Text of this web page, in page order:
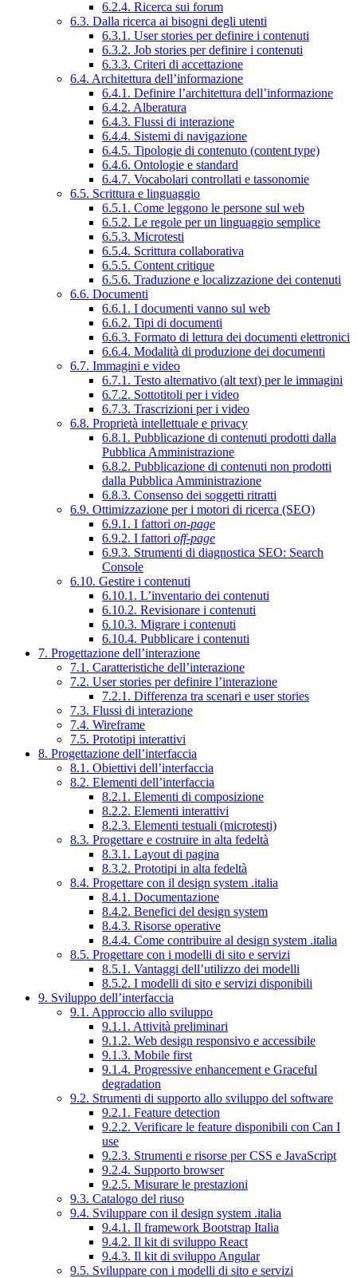
6.2.4. Ricerca sui forum
6.3. Dalla ricerca ai bisogni degli utenti
6.3.1. User stories per definire i contenuti
6.3.2. Job stories per definire i contenuti
6.3.3. Criteri di accettazione
6.4. Architettura dell’informazione
6.4.1. Definire l’architettura dell’informazione
6.4.2. Alberatura
6.4.3. Flussi di interazione
6.4.4. Sistemi di navigazione
6.4.5. Tipologie di contenuto (content type)
6.4.6. Ontologie e standard
6.4.7. Vocabolari controllati e tassonomie
6.5. Scrittura e linguaggio
6.5.1. Come leggono le persone sul web
6.5.2. Le regole per un linguaggio semplice
6.5.3. Microtesti
6.5.4. Scrittura collaborativa
6.5.5. Content critique
6.5.6. Traduzione e localizzazione dei contenuti
6.6. Documenti
6.6.1. I documenti vanno sul web
6.6.2. Tipi di documenti
6.6.3. Formato di lettura dei documenti elettronici
6.6.4. Modalità di produzione dei documenti
6.7. Immagini e video
6.7.1. Testo alternativo (alt text) per le immagini
6.7.2. Sottotitoli per i video
6.7.3. Trascrizioni per i video
6.8. Proprietà intellettuale e privacy
6.8.1. Pubblicazione di contenuti prodotti dalla
Pubblica Amministrazione
6.8.2. Pubblicazione di contenuti non prodotti
dalla Pubblica Amministrazione
6.8.3. Consenso dei soggetti ritratti
6.9. Ottimizzazione per i motori di ricerca (SEO)
6.9.1. I fattori on-page
6.9.2. I fattori off-page
6.9.3. Strumenti di diagnostica SEO: Search
Console
6.10. Gestire i contenuti
6.10.1. L’inventario dei contenuti
6.10.2. Revisionare i contenuti
6.10.3. Migrare i contenuti
6.10.4. Pubblicare i contenuti
7. Progettazione dell’interazione
7.1. Caratteristiche dell’interazione
7.2. User stories per definire l’interazione
7.2.1. Differenza tra scenari e user stories
7.3. Flussi di interazione
7.4. Wireframe
7.5. Prototipi interattivi
8. Progettazione dell’interfaccia
8.1. Obiettivi dell’interfaccia
8.2. Elementi dell’interfaccia
8.2.1. Elementi di composizione
8.2.2. Elementi interattivi
8.2.3. Elementi testuali (microtesti)
8.3. Progettare e costruire in alta fedeltà
8.3.1. Layout di pagina
8.3.2. Prototipi in alta fedeltà
8.4. Progettare con il design system .italia
8.4.1. Documentazione
8.4.2. Benefici del design system
8.4.3. Risorse operative
8.4.4. Come contribuire al design system .italia
8.5. Progettare con i modelli di sito e servizi
8.5.1. Vantaggi dell’utilizzo dei modelli
8.5.2. I modelli di sito e servizi disponibili
9. Sviluppo dell’interfaccia
9.1. Approccio allo sviluppo
9.1.1. Attività preliminari
9.1.2. Web design responsivo e accessibile
9.1.3. Mobile first
9.1.4. Progressive enhancement e Graceful
degradation
9.2. Strumenti di supporto allo sviluppo del software
9.2.1. Feature detection
9.2.2. Verificare le feature disponibili con Can I
use
9.2.3. Strumenti e risorse per CSS e JavaScript
9.2.4. Supporto browser
9.2.5. Misurare le prestazioni
9.3. Catalogo del riuso
9.4. Sviluppare con il design system .italia
9.4.1. Il framework Bootstrap Italia
9.4.2. Il kit di sviluppo React
9.4.3. Il kit di sviluppo Angular
9.5. Sviluppare con i modelli di sito e servizi